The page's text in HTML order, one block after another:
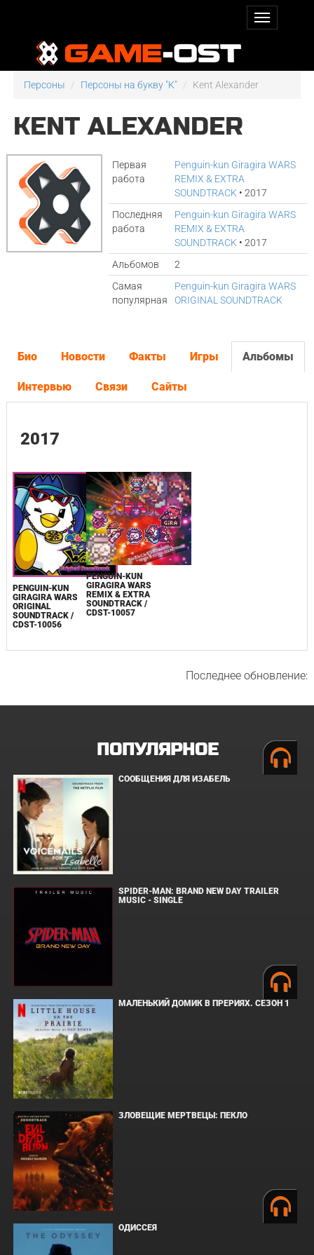
Персоны Персоны на букву "K" Kent Alexander
KENT ALEXANDER
Первая
работа
Penguin-kun Giragira WARS
REMIX & EXTRA
SOUNDTRACK • 2017
Последняя
работа
Penguin-kun Giragira WARS
REMIX & EXTRA
SOUNDTRACK • 2017
Альбомов
2
Самая
популярная
Penguin-kun Giragira WARS
ORIGINAL SOUNDTRACK
Био Новости Факты Игры Альбомы
Интервью Связи Сайты
2017
PENGUIN-KUN
GIRAGIRA WARS
ORIGINAL
SOUNDTRACK /
CDST-10056
PENGUIN-KUN
GIRAGIRA WARS
REMIX & EXTRA
SOUNDTRACK /
CDST-10057
Последнее обновление:
ПОПУЛЯРНОЕ
СООБЩЕНИЯ ДЛЯ ИЗАБЕЛЬ
SPIDER-MAN: BRAND NEW DAY TRAILER
MUSIC - SINGLE
МАЛЕНЬКИЙ ДОМИК В ПРЕРИЯХ. СЕЗОН 1
ЗЛОВЕЩИЕ МЕРТВЕЦЫ: ПЕКЛО
ОДИССЕЯ